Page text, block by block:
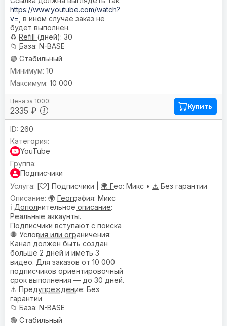
https://www.youtube.com/watch?
v= , в ином случае заказ не
будет выполнен.
♻️ Refill (дней): 30
📁 База: N-BASE
🟢 Стабильный
2335 ₽
10
10 000
Купить
260
YouTube
Подписчики
[
] Подписчики | 🌍 Гео: Микс • ⚠️ Без гарантии
🌍 География: Микс
ℹ️ Дополнительное описание:
Реальные аккаунты.
Подписчики вступают с поиска
🛑 Условия или ограничения:
Канал должен быть создан
больше 2 дней и иметь 3
видео. Для заказов от 10 000
подписчиков ориентировочный
срок выполнения — до 30 дней.
⚠️ Предупреждениe: Без
гарантии
📁 База: N-BASE
🟢 Стабильный